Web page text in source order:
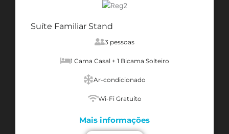
Suíte Familiar Stand
3 pessoas
1 Cama Casal + 1 Bicama Solteiro
Ar-condicionado
Wi-Fi Gratuíto
Mais informações